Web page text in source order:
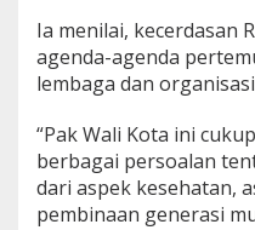
s
i
d
n
B
u
d
a
Ia menilai, kecerdasan
agenda-agenda
lembaga dan
“Pak Wali Kota ini
berbagai persoalan
dari aspek kesehatan,
pembinaan generasi